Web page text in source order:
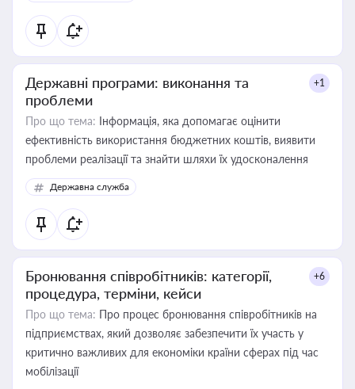
Державні програми: виконання та
проблеми
+1
Про що тема: Інформація, яка допомагає оцінити
ефективність використання бюджетних коштів, виявити
проблеми реалізації та знайти шляхи їх удосконалення
Державна служба
Бронювання співробітників: категорії,
процедура, терміни, кейси
+6
Про що тема: Про процес бронювання співробітників на
підприємствах, який дозволяє забезпечити їх участь у
критично важливих для економіки країни сферах під час
мобілізації